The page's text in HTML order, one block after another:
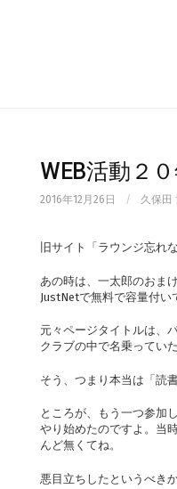
WEB活動２
2016年12月26日 / 久保田
旧サイト「ラウンジ忘れ
あの時は、一太郎のおま
JustNetで無料で容量付
元々ページタイトルは、
クラブの中で名乗ってい
そう、つまり本当は「読
ところが、もう一つ参加
やり始めたのですよ。当
んど無くてね。
悪目立ちしたというべき